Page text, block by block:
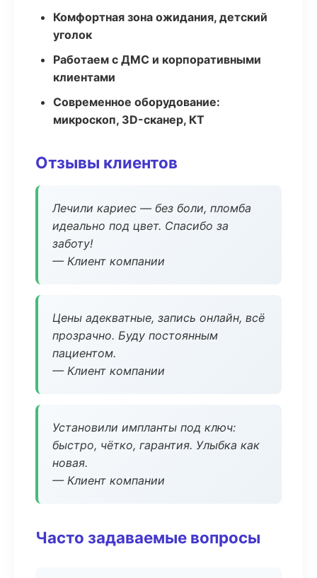
Комфортная зона ожидания, детский
уголок
Работаем с ДМС и корпоративными
клиентами
Современное оборудование:
микроскоп, 3D-сканер, КТ
Отзывы клиентов
Лечили кариес — без боли, пломба
идеально под цвет. Спасибо за
заботу!
— Клиент компании
Цены адекватные, запись онлайн, всё
прозрачно. Буду постоянным
пациентом.
— Клиент компании
Установили импланты под ключ:
быстро, чётко, гарантия. Улыбка как
новая.
— Клиент компании
Часто задаваемые вопросы